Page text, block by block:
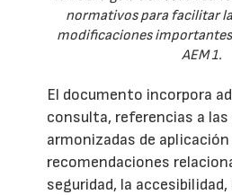
normativos para facilitar
modificaciones importantes
AEM 1.
El documento incorpora
consulta, referencias a
armonizadas de
recomendaciones
seguridad, la